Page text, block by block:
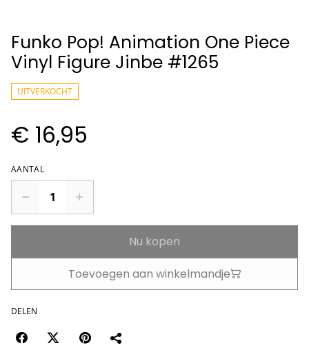
Funko Pop! Animation One Piece
Vinyl Figure Jinbe #1265
UITVERKOCHT
€ 16,95
AANTAL
Nu kopen
Toevoegen aan winkelmandje
DELEN